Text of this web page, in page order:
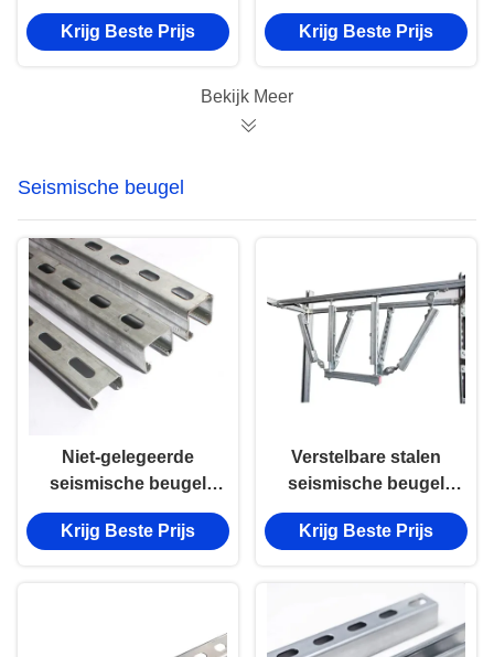
kabelbak 100 kg
Belasting 100 mm
Krijg Beste Prijs
stalen kabelbak voor
elektrische bedrading
Krijg Beste Prijs
Bekijk Meer
Seismische beugel
Niet-gelegeerde
seismische beugel
met UL-
gecertificeerde en FM-
Krijg Beste Prijs
Verstelbare stalen
seismische beugel
met hoge draagkracht
voor
Krijg Beste Prijs